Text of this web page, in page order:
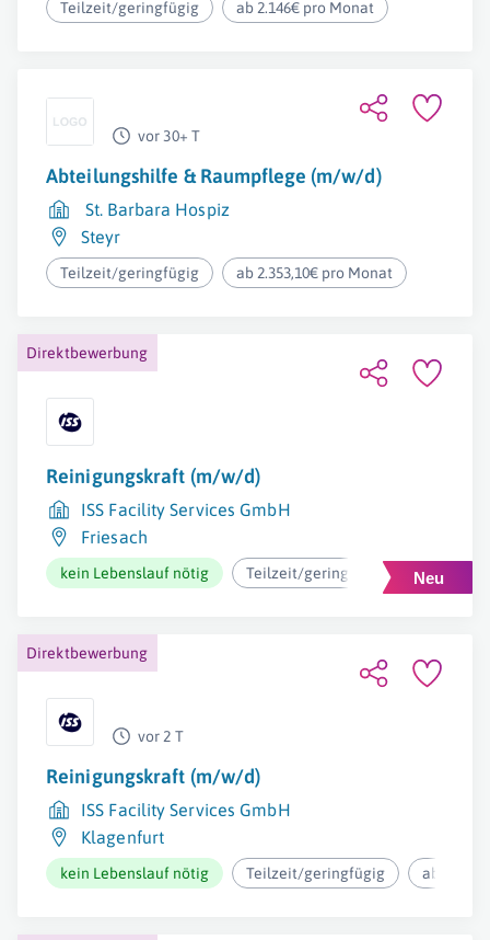
Teilzeit/geringfügig ab 2.146€ pro Monat
vor 30+ T
Abteilungshilfe & Raumpflege (m/w/d)
St. Barbara Hospiz
Steyr
Teilzeit/geringfügig ab 2.353,10€ pro Monat
Direktbewerbung
Reinigungskraft (m/w/d)
ISS Facility Services GmbH
Friesach
kein Lebenslauf nötig Teilzeit/geringfügig ab
Direktbewerbung
vor 2 T
Reinigungskraft (m/w/d)
ISS Facility Services GmbH
Klagenfurt
kein Lebenslauf nötig Teilzeit/geringfügig ab